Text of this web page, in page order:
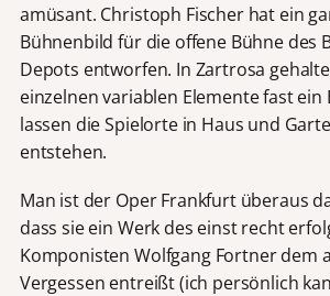
amüsant. Christoph Fischer hat ein
Bühnenbild für die offene Bühne des
Depots entworfen. In Zartrosa
einzelnen variablen Elemente fast ein
lassen die Spielorte in Haus und
entstehen.
Man ist der Oper Frankfurt überaus
dass sie ein Werk des einst recht
Komponisten Wolfgang Fortner dem
Vergessen entreißt (ich persönlich